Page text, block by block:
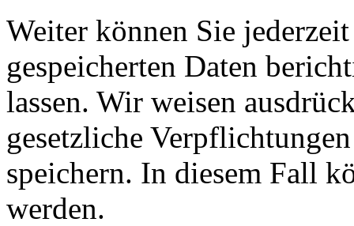
Weiter können Sie
gespeicherten Daten
lassen. Wir weisen
gesetzliche
speichern. In diesem Fall
werden.